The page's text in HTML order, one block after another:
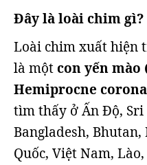
Đây là loài chim gì?
Loài chim xuất hiện
là một con yến mào
Hemiprocne
tìm thấy ở Ấn Độ, Sri
Bangladesh,
Quốc, Việt Nam,